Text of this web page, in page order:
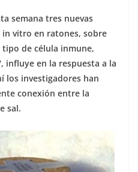
semana tres nuevas
in vitro en ratones, sobre
de célula inmune,
influye en la respuesta a la
los investigadores han
conexión entre la
sal.